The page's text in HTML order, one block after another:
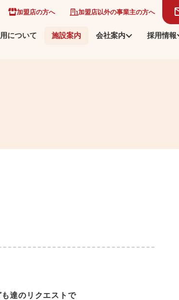
加盟店の方へ 加盟店以外の事業主の方へ
について 施設案内 会社案内 採用情報
達のリクエストで